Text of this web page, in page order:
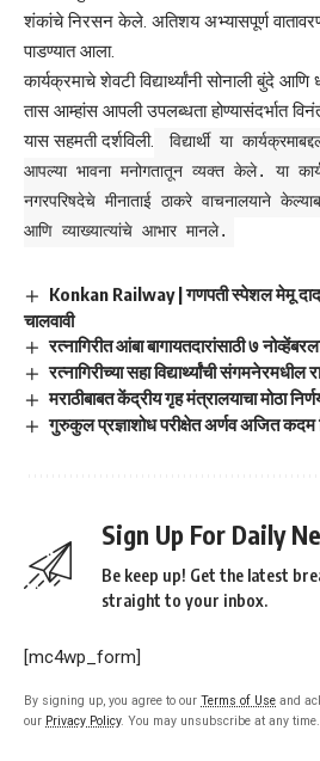
शंकांचे निरसन केले. अतिशय अभ्यासपूर्ण
पाडण्यात आला.
कार्यक्रमाचे शेवटी विद्यार्थ्यांनी सोनाली बुंदे
तास आम्हांस आपली उपलब्धता होण्यासंदर्भात
यास सहमती दर्शविली.
विद्यार्थी या
आपल्या भावना मनोगतातून व्यक्त केले. या
नगरपरिषदेचे मीनाताई ठाकरे वाचनालयाने
आणि व्याख्यात्यांचे आभार मानले.
Konkan Railway | गणपती स्पेशल मेमू दादर-
चालवावी
रत्नागिरीत आंबा बागायतदारांसाठी ७
रत्नागिरीच्या सहा विद्यार्थ्यांची संगमनेरमधील
मराठीबाबत केंद्रीय गृह मंत्रालयाचा मोठा
गुरुकुल प्रज्ञाशोध परीक्षेत अर्णव अजित
Sign Up For Daily
Be keep up! Get the latest
straight to your inbox.
[mc4wp_form]
By signing up, you agree to our Terms of Use and
our Privacy Policy. You may unsubscribe at any time.